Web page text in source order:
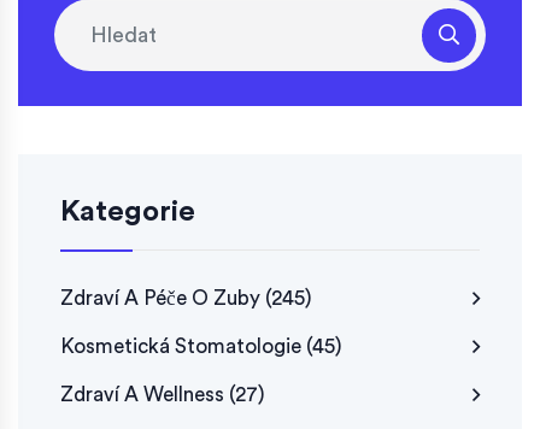
Kategorie
Zdraví A Péče O Zuby (245)
Kosmetická Stomatologie (45)
Zdraví A Wellness (27)